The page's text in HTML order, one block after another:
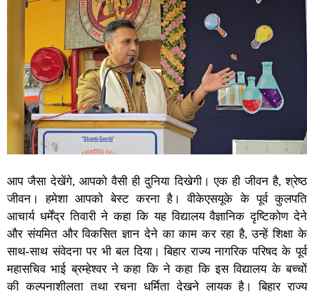
आप जैसा देखेंगे, आपको वैसी ही दुनिया दिखेगी। एक ही जीवन है, श्रेष्ठ
जीवन। हमेशा आपको बेस्ट करना है। वीकेएसयूके के पूर्व कुलपति
आचार्य धर्मेंद्र तिवारी ने कहा कि यह विद्यालय वैज्ञानिक दृष्टिकोण देने
और संयमित और विकसित ज्ञान देने का काम कर रहा है, उन्हें शिक्षा के
साथ-साथ संवेदना पर भी बल दिया। बिहार राज्य नागरिक परिषद के पूर्व
महासचिव भाई ब्रम्हेश्वर ने कहा कि ने कहा कि इस विद्यालय के बच्चों
की कल्पनाशीलता तथा रचना धर्मिता देखने लायक है। बिहार राज्य